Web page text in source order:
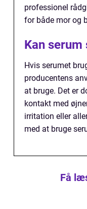
professionel
for både mor og
Kan serum
Hvis serumet
producentens
at bruge. Det er
kontakt med
irritation eller
med at bruge
Få